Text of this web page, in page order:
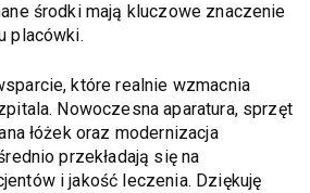
środki mają kluczowe znaczenie
placówki.
które realnie wzmacnia
Nowoczesna aparatura, sprzęt
łóżek oraz modernizacja
przekładają się na
i jakość leczenia. Dziękuję